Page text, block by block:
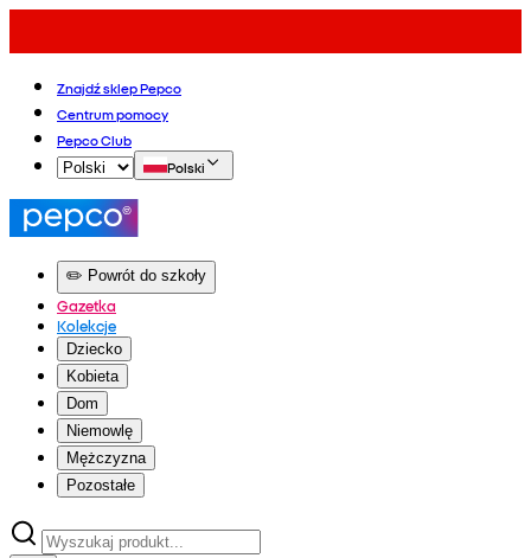
Znajdź sklep Pepco
Centrum pomocy
Pepco Club
Polski
✏️ Powrót do szkoły
Gazetka
Kolekcje
Dziecko
Kobieta
Dom
Niemowlę
Mężczyzna
Pozostałe